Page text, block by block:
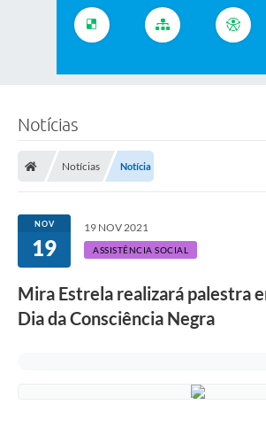
Notícias
Notícias Notícia
NOV
19
19 NOV 2021
ASSISTÊNCIA SOCIAL
Mira Estrela realizará palestra
Dia da Consciência Negra